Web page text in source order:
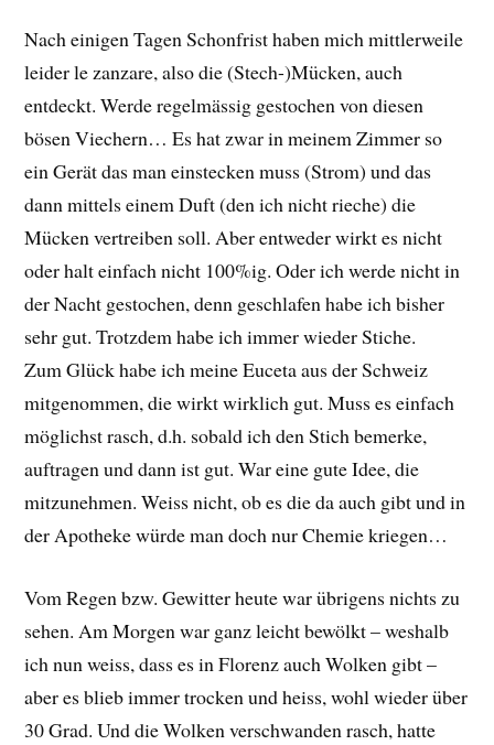
Nach einigen Tagen Schonfrist haben mich mittlerweile
leider le zanzare, also die (Stech-)Mücken, auch
entdeckt. Werde regelmässig gestochen von diesen
bösen Viechern… Es hat zwar in meinem Zimmer so
ein Gerät das man einstecken muss (Strom) und das
dann mittels einem Duft (den ich nicht rieche) die
Mücken vertreiben soll. Aber entweder wirkt es nicht
oder halt einfach nicht 100%ig. Oder ich werde nicht in
der Nacht gestochen, denn geschlafen habe ich bisher
sehr gut. Trotzdem habe ich immer wieder Stiche.
Zum Glück habe ich meine Euceta aus der Schweiz
mitgenommen, die wirkt wirklich gut. Muss es einfach
möglichst rasch, d.h. sobald ich den Stich bemerke,
auftragen und dann ist gut. War eine gute Idee, die
mitzunehmen. Weiss nicht, ob es die da auch gibt und in
der Apotheke würde man doch nur Chemie kriegen…
Vom Regen bzw. Gewitter heute war übrigens nichts zu
sehen. Am Morgen war ganz leicht bewölkt – weshalb
ich nun weiss, dass es in Florenz auch Wolken gibt –
aber es blieb immer trocken und heiss, wohl wieder über
30 Grad. Und die Wolken verschwanden rasch, hatte